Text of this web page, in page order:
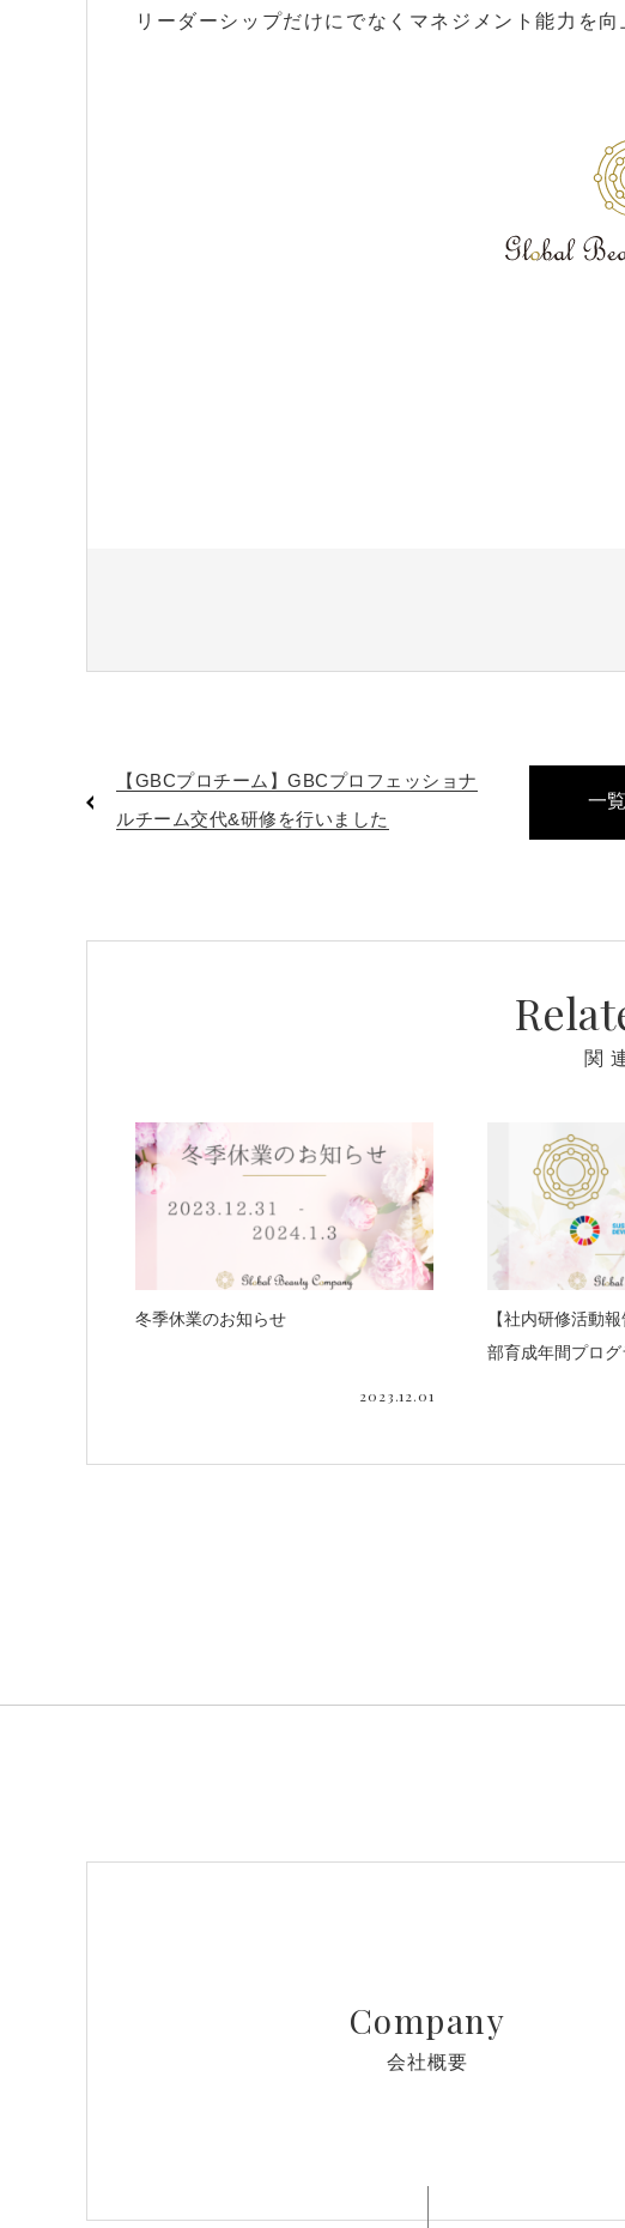
リーダーシップだけにでなくマネジメント能力を
【GBCプロチーム】GBCプロフェッショナ
ルチーム交代&研修を行いました
一
関
冬季休業のお知らせ
2023.12.01
【社内研修活動
部育成年間プログ
Company
会社概要